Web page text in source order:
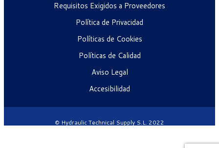
Requisitos Exigidos a Proveedores
Política de Privacidad
Políticas de Cookies
Políticas de Calidad
Aviso Legal
Accesibilidad
© Hydraulic Technical Supply S.L. 2022